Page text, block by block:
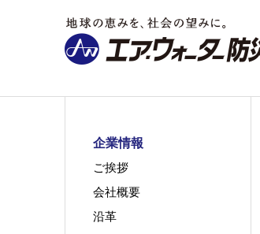
企業情報
ご挨拶
会社概要
沿革